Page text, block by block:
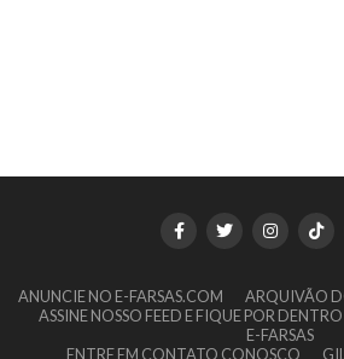
ANUNCIE NO E-FARSAS.COM ARQUIVÃO
ASSINE NOSSO FEED E FIQUE POR
E-FARSAS
ENTRE EM CONTATO CONOSCO